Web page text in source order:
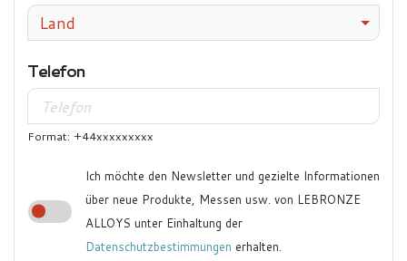
Land
Telefon
Format: +44xxxxxxxxx
Ich möchte den Newsletter und gezielte Informationen
über neue Produkte, Messen usw. von LEBRONZE
ALLOYS unter Einhaltung der
Datenschutzbestimmungen erhalten.